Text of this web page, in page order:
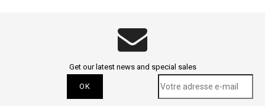
Get our latest news and special sales